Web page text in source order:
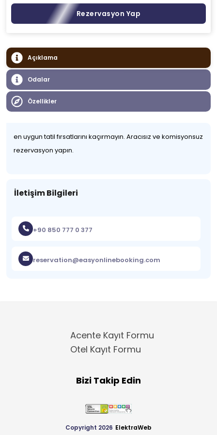
Rezervasyon Yap
Açıklama
Odalar
Özellikler
en uygun tatil fırsatlarını kaçırmayın. Aracısız ve komisyonsuz
rezervasyon yapın.
İletişim Bilgileri
+90 850 777 0 377
reservation@easyonlinebooking.com
Acente Kayıt Formu
Otel Kayıt Formu
Bizi Takip Edin
Copyright 2026 ElektraWeb